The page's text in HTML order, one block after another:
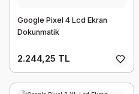
Google Pixel 4 Lcd Ekran
Dokunmatik
2.244,25 TL